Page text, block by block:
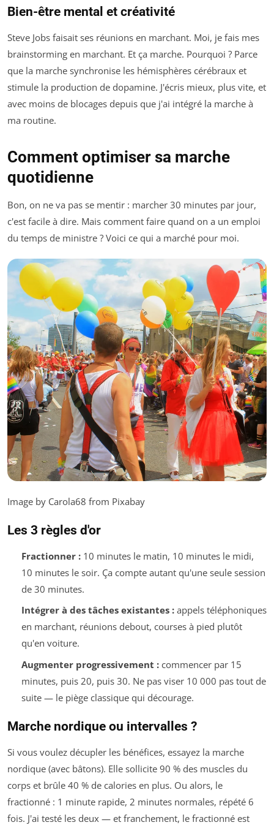
Bien-être mental et créativité
Steve Jobs faisait ses réunions en marchant. Moi, je fais mes
brainstorming en marchant. Et ça marche. Pourquoi ? Parce
que la marche synchronise les hémisphères cérébraux et
stimule la production de dopamine. J'écris mieux, plus vite, et
avec moins de blocages depuis que j'ai intégré la marche à
ma routine.
Comment optimiser sa marche
quotidienne
Bon, on ne va pas se mentir : marcher 30 minutes par jour,
c'est facile à dire. Mais comment faire quand on a un emploi
du temps de ministre ? Voici ce qui a marché pour moi.
Image by Carola68 from Pixabay
Les 3 règles d'or
Fractionner :10 minutes le matin, 10 minutes le midi,
10 minutes le soir. Ça compte autant qu'une seule session
de 30 minutes.
Intégrer à des tâches existantes :appels téléphoniques
en marchant, réunions debout, courses à pied plutôt
qu'en voiture.
Augmenter progressivement :commencer par 15
minutes, puis 20, puis 30. Ne pas viser 10 000 pas tout de
suite — le piège classique qui décourage.
Marche nordique ou intervalles ?
Si vous voulez décupler les bénéfices, essayez la marche
nordique (avec bâtons). Elle sollicite 90 % des muscles du
corps et brûle 40 % de calories en plus. Ou alors, le
fractionné : 1 minute rapide, 2 minutes normales, répété 6
fois. J'ai testé les deux — et franchement, le fractionné est